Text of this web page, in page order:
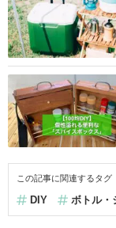
この記事に関連するタグ
DIY ボトル・